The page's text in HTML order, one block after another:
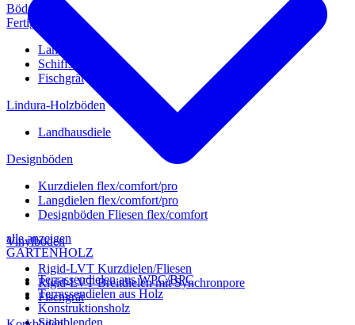
alle anzeigen
GARTENHOLZ
Terrassendielen aus WPC/BPC
Terrassendielen aus Holz
Konstruktionsholz
Sichtblenden
Böden
Fertigparkett
Landhausdiele
Schiffsboden
Fischgrät
Lindura-Holzböden
Landhausdiele
Designböden
Kurzdielen flex/comfort/pro
Langdielen flex/comfort/pro
Designböden Fliesen flex/comfort
Vinylböden
Rigid-LVT Kurzdielen/Fliesen
Rigid-LVT Breitdielen mit Synchronpore
Fischgrät